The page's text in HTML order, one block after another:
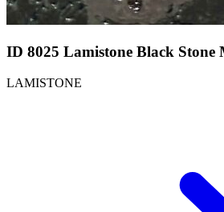
ID 8025 Lamistone Black Stone
LAMISTONE